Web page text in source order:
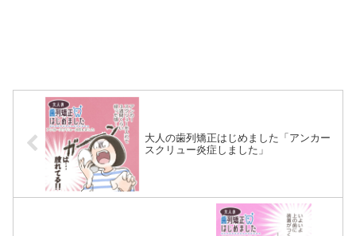
大人の歯列矯正はじめました「アンカー
スクリュー炎症しました」